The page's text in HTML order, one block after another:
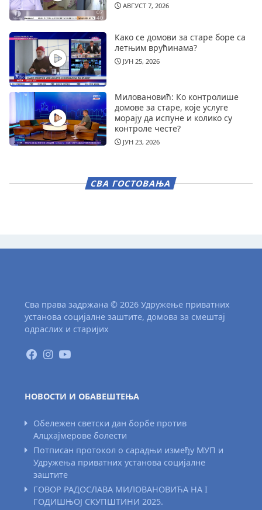
АВГУСТ 7, 2026
Како се домови за старе боре са
летњим врућинама?
ЈУН 25, 2026
Миловановић: Ко контролише
домове за старе, које услуге
морају да испуне и колико су
контроле честе?
ЈУН 23, 2026
СВА ГОСТОВАЊА
Сва права задржана © 2026 Удружење приватних
установа социјалне заштите, домова за смештај
одраслих и старијих
НОВОСТИ И ОБАВЕШТЕЊА
Обележен светски дан борбе против
Алцхајмерове болести
Потписан протокол о сарадњи између МУП и
Удружења приватних установа социјалне
заштите
ГОВОР РАДОСЛАВА МИЛОВАНОВИЋА НА I
ГОДИШЊОЈ СКУПШТИНИ 2025.